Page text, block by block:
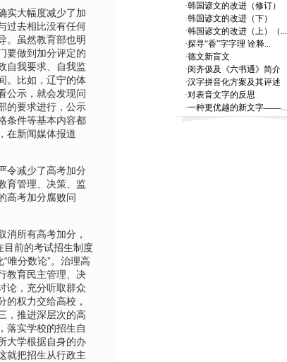
大幅度减少了加
过去相比没有任何
。虽然教育部也明
要做到加分评定的
自我要求、自我监
。比如，辽宁的体
公示，就会发现问
的要求进行，公示
条件等基本内容都
在新闻媒体报道
减少了高考加分
育管理、决策、监
高考加分腐败问
所有高考加分，
目前的考试招生制度
唯分数论”。治理高
教育民主管理、决
论，充分听取群众
的权力交给高校，
，推进深层次的高
落实学校的招生自
大学根据自身的办
就把招生从行政主
·韩国谚文的改进（修订）
·韩国谚文的改进（下）
·韩国谚文的改进（上）（...
·探寻“香”字字理 诠释...
·德文新盲文
·闵齐伋及《六书通》简介
·汉字拼音化方案及其评述
·对表音文字的反思
·一种更优越的新文字——...